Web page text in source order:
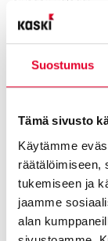
Suostumus
Tämä sivusto
Käytämme
räätälöimiseen,
tukemiseen ja
jaamme
alan
”Kannattaa
lämpökuormaa
tuntua pieniltä
tasaisestä
vähän, mutta
keskustelua”,
käyttäjä voi
rikkoutumisriskiin.